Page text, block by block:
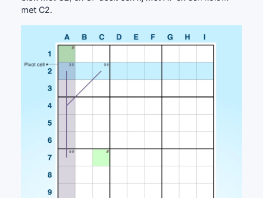
met C2.